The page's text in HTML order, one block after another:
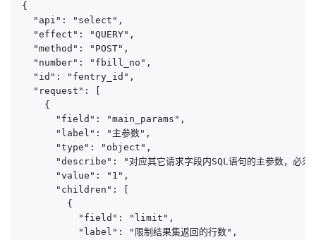
{
  "api": "select",
  "effect": "QUERY",
  "method": "POST",
  "number": "fbill_no",
  "id": "fentry_id",
  "request": [
    {
      "field": "main_params",
      "label": "主参数",
      "type": "object",
"describe": "对应其它请求字段内SQL语句的主参数，必须
      "value": "1",
      "children": [
        {
          "field": "limit",
          "label": "限制结果集返回的行数",